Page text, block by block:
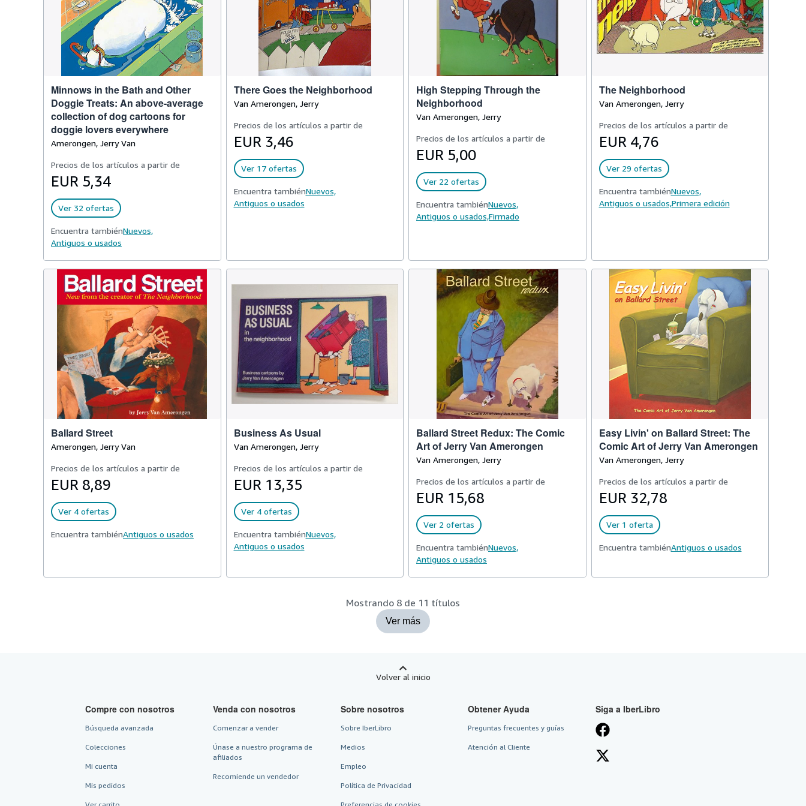
Minnows in the Bath and Other
Doggie Treats: An above-average
collection of dog cartoons for
doggie lovers everywhere
Amerongen, Jerry Van
Precios de los artículos a partir de
EUR 5,34
Ver 32 ofertas
Encuentra tambiénNuevos,
Antiguos o usados
There Goes the Neighborhood
Van Amerongen, Jerry
Precios de los artículos a partir de
EUR 3,46
Ver 17 ofertas
Encuentra tambiénNuevos,
Antiguos o usados
High Stepping Through the
Neighborhood
Van Amerongen, Jerry
Precios de los artículos a partir de
EUR 5,00
Ver 22 ofertas
Encuentra tambiénNuevos,
Antiguos o usados,Firmado
The Neighborhood
Van Amerongen, Jerry
Precios de los artículos a partir de
EUR 4,76
Ver 29 ofertas
Encuentra tambiénNuevos,
Antiguos o usados,Primera edición
Ballard Street
Amerongen, Jerry Van
Precios de los artículos a partir de
EUR 8,89
Ver 4 ofertas
Encuentra tambiénAntiguos o usados
Business As Usual
Van Amerongen, Jerry
Precios de los artículos a partir de
EUR 13,35
Ver 4 ofertas
Encuentra tambiénNuevos,
Antiguos o usados
Ballard Street Redux: The Comic
Art of Jerry Van Amerongen
Van Amerongen, Jerry
Precios de los artículos a partir de
EUR 15,68
Ver 2 ofertas
Encuentra tambiénNuevos,
Antiguos o usados
Easy Livin' on Ballard Street: The
Comic Art of Jerry Van Amerongen
Van Amerongen, Jerry
Precios de los artículos a partir de
EUR 32,78
Ver 1 oferta
Encuentra tambiénAntiguos o usados
Mostrando 8 de 11 títulos
Ver más
Volver al inicio
Compre con nosotros
Búsqueda avanzada
Colecciones
Mi cuenta
Mis pedidos
Venda con nosotros
Comenzar a vender
Únase a nuestro programa de
afiliados
Recomiende un vendedor
Sobre nosotros
Sobre IberLibro
Medios
Empleo
Política de Privacidad
Obtener Ayuda
Preguntas frecuentes y guías
Atención al Cliente
Siga a IberLibro